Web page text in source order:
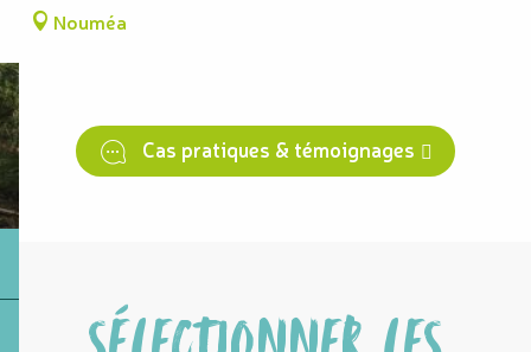
Nouméa
Cas pratiques & témoignages